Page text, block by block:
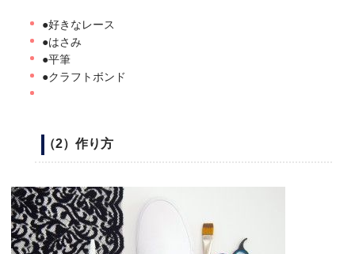
●好きなレース
●はさみ
●平筆
●クラフトボンド
（2）作り方